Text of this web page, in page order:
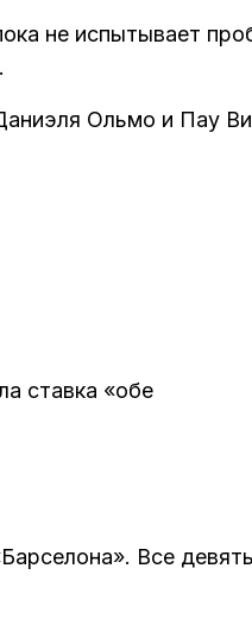
не испытывает
Ольмо и Пау
ставка «обе
Все